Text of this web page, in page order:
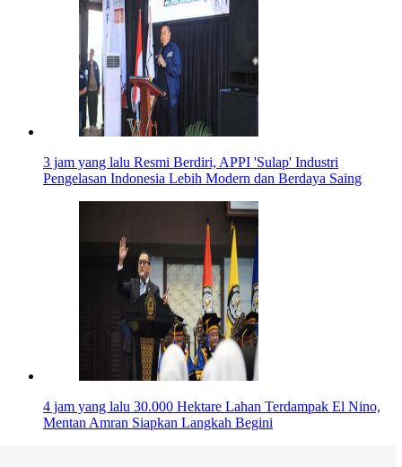
3 jam yang lalu Resmi Berdiri, APPI 'Sulap' Industri
Pengelasan Indonesia Lebih Modern dan Berdaya Saing
4 jam yang lalu 30.000 Hektare Lahan Terdampak El Nino,
Mentan Amran Siapkan Langkah Begini